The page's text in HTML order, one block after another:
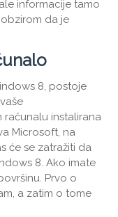
informacije tamo
da je
8, postoje
računalu instalirana
Microsoft, na
će se zatražiti da
8. Ako imate
Prvo o
a zatim o tome